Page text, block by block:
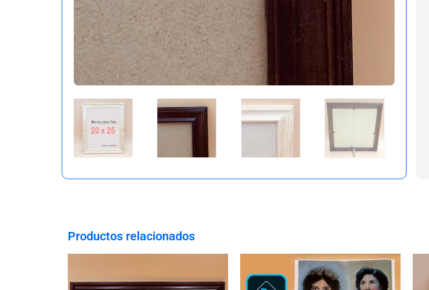
Productos relacionados